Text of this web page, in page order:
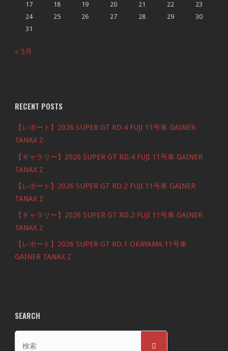
17
18 19 20 21 22
23
24
25 26 27 28 29
30
31
« 5月
RECENT POSTS
【レポート】2026 SUPER GT RD.4 FUJI 11号車 GAINER
TANAX Z
【ギャラリー】2026 SUPER GT RD.4 FUJI 11号車 GAINER
TANAX Z
【レポート】2026 SUPER GT RD.2 FUJI 11号車 GAINER
TANAX Z
【ギャラリー】2026 SUPER GT RD.2 FUJI 11号車 GAINER
TANAX Z
【レポート】2026 SUPER GT RD.1 OKAYAMA 11号車
GAINER TANAX Z
SEARCH
検